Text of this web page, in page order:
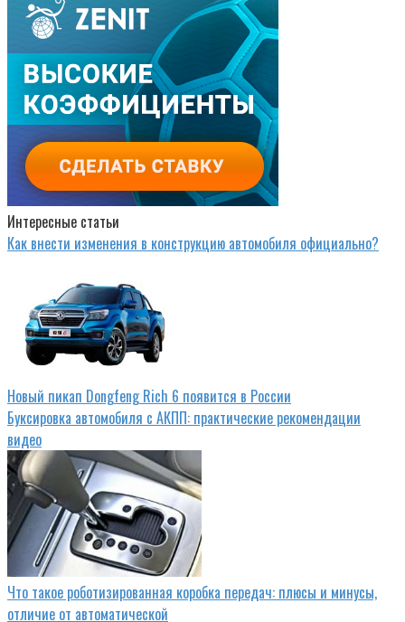
Интересные статьи
Как внести изменения в конструкцию автомобиля официально?
Новый пикап Dongfeng Rich 6 появится в России
Буксировка автомобиля с АКПП: практические рекомендации
видео
Что такое роботизированная коробка передач: плюсы и минусы,
отличие от автоматической